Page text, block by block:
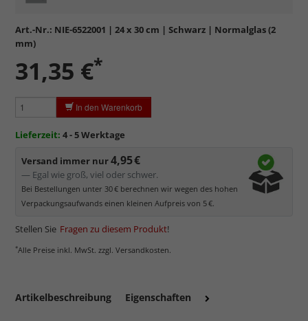
Formstabil, preiswert, witterungs- und hitzebeständig
Reflektierende Oberfläche
, die als störend empfunden
Minimaler UV-Schutz von ca. 45%
Schutz des Bildes.
Normalglas hat eine leichte Grünfärbung
Bereich der Weißtöne zu einem dezenten Grünschimmer
kommt. Für Bilder mit hellen Farben empfehlen wir Kunst- oder
Art.-Nr.: NIE-6522001 | 24 x 30 cm | Schwarz | Normalglas (2
mm)
31,35 €*
In den Warenkorb
Lieferzeit: 4 - 5 Werktage
Versand immer nur4,95 €
— Egal wie groß, viel oder schwer.
Bei Bestellungen unter 30 € berechnen wir wegen des hohen
Verpackungsaufwands einen kleinen Aufpreis von 5 €.
Stellen Sie Fragen zu diesem Produkt!
*Alle Preise inkl. MwSt. zzgl. Versandkosten.
Artikelbeschreibung Eigenschaften